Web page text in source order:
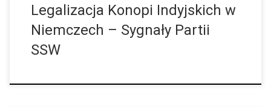
Legalizacja Konopi Indyjskich w
Niemczech – Sygnały Partii
SSW